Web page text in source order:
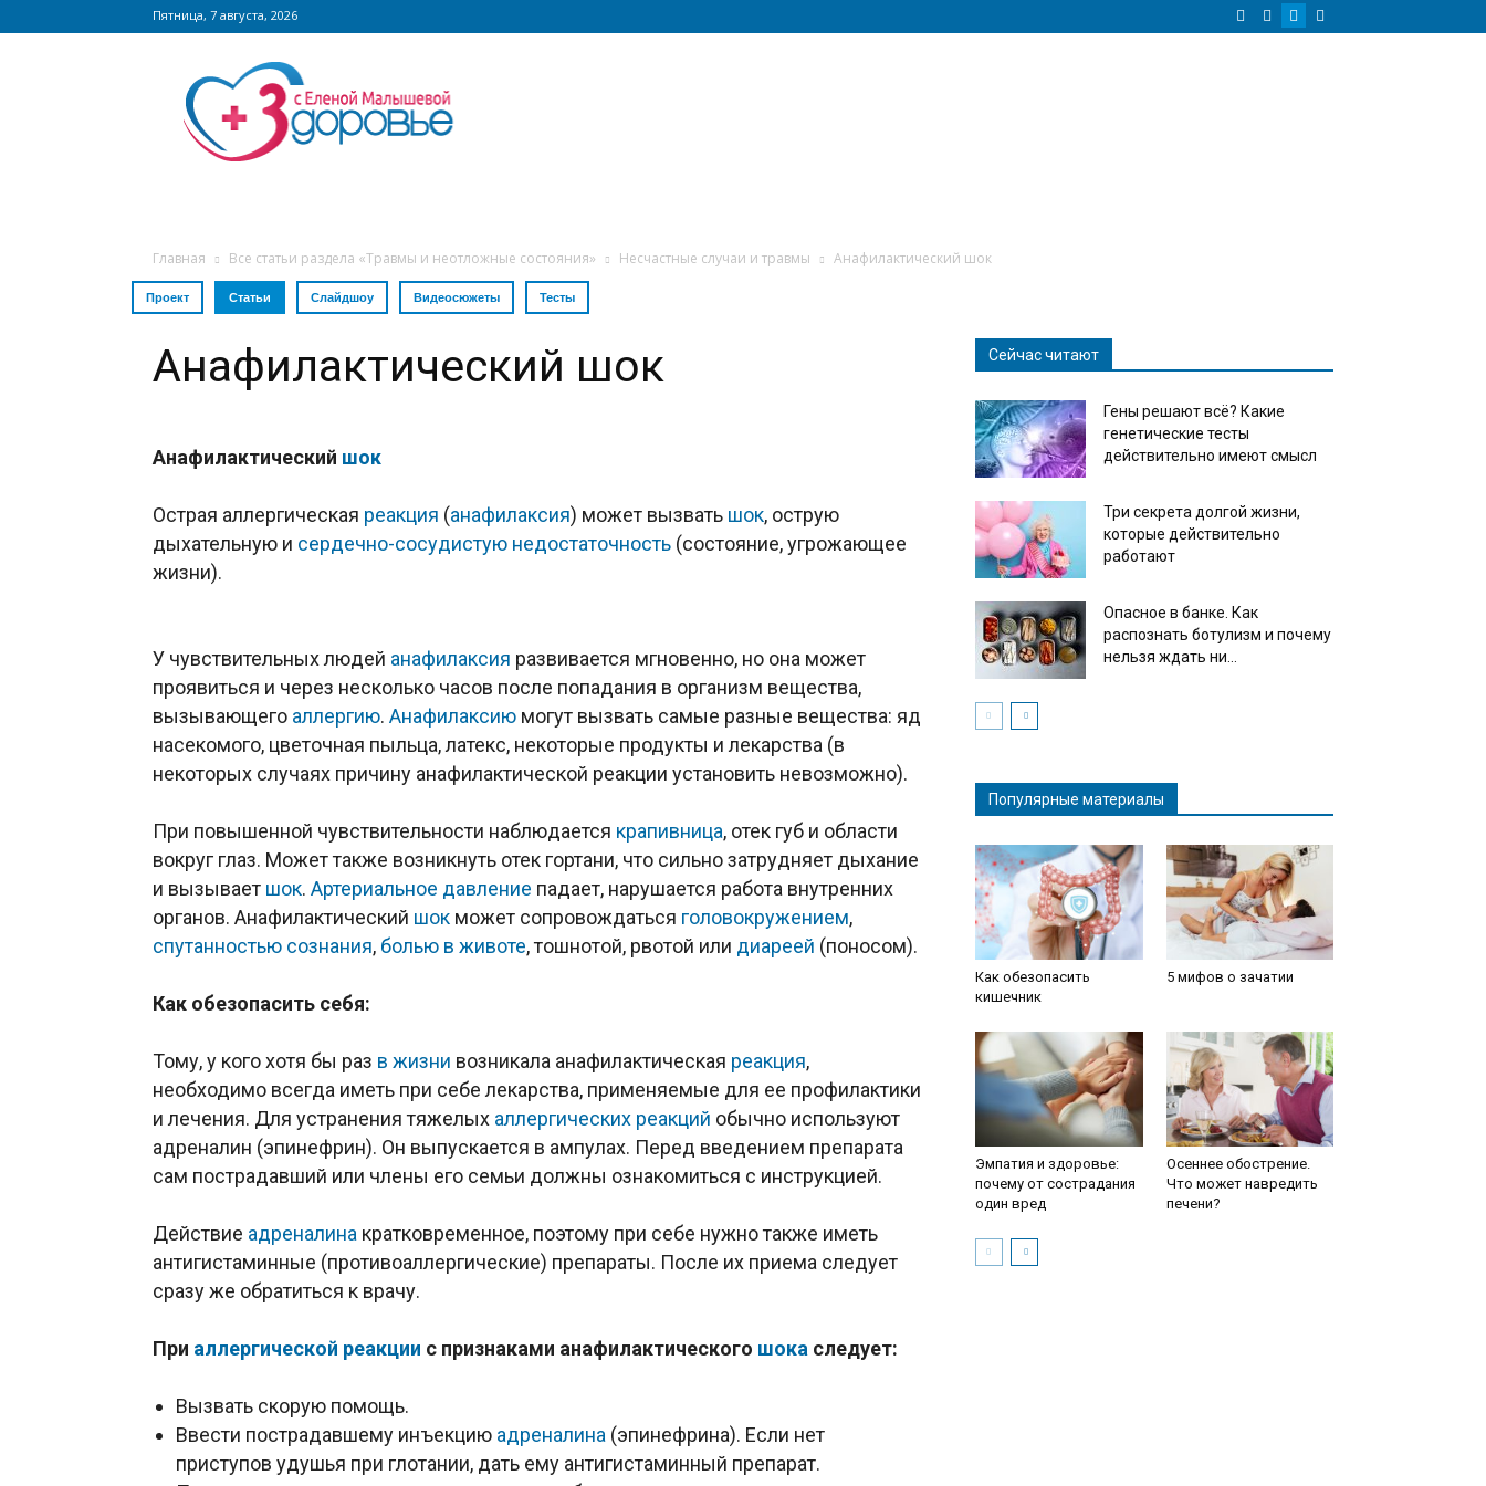
Пятница, 7 августа, 2026
Сайт
zdorovieinfo.ru
крупнейший
медицинский
Главная Все статьи раздела «Травмы и неотложные состояния» Несчастные случаи и травмы Анафилактический шок
Проект Статьи Слайдшоу Видеосюжеты Тесты
Анафилактический шок
Анафилактический шок
Острая аллергическая реакция (анафилаксия) может вызвать шок, острую
дыхательную и сердечно-сосудистую недостаточность (состояние, угрожающее
жизни).
У чувствительных людей анафилаксия развивается мгновенно, но она может
проявиться и через несколько часов после попадания в организм вещества,
вызывающего аллергию. Анафилаксию могут вызвать самые разные вещества: яд
насекомого, цветочная пыльца, латекс, некоторые продукты и лекарства (в
некоторых случаях причину анафилактической реакции установить невозможно).
При повышенной чувствительности наблюдается крапивница, отек губ и области
вокруг глаз. Может также возникнуть отек гортани, что сильно затрудняет дыхание
и вызывает шок. Артериальное давление падает, нарушается работа внутренних
органов. Анафилактический шок может сопровождаться головокружением,
спутанностью сознания, болью в животе, тошнотой, рвотой или диареей (поносом).
Как обезопасить себя:
Тому, у кого хотя бы раз в жизни возникала анафилактическая реакция,
необходимо всегда иметь при себе лекарства, применяемые для ее профилактики
и лечения. Для устранения тяжелых аллергических реакций обычно используют
адреналин (эпинефрин). Он выпускается в ампулах. Перед введением препарата
сам пострадавший или члены его семьи должны ознакомиться с инструкцией.
Действие адреналина кратковременное, поэтому при себе нужно также иметь
антигистаминные (противоаллергические) препараты. После их приема следует
сразу же обратиться к врачу.
При аллергической реакции с признаками анафилактического шока следует:
Вызвать скорую помощь.
Ввести пострадавшему инъекцию адреналина (эпинефрина). Если нет
приступов удушья при глотании, дать ему антигистаминный препарат.
Сейчас читают
Гены решают всё? Какие
генетические тесты
действительно имеют смысл
Три секрета долгой жизни,
которые действительно
работают
Опасное в банке. Как
распознать ботулизм и почему
нельзя ждать ни...
Популярные материалы
Как обезопасить
кишечник
5 мифов о зачатии
Эмпатия и здоровье:
почему от сострадания
один вред
Осеннее обострение.
Что может навредить
печени?